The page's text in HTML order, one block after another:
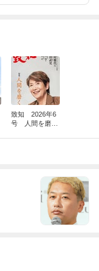
致知 2026年6
号 人間を磨